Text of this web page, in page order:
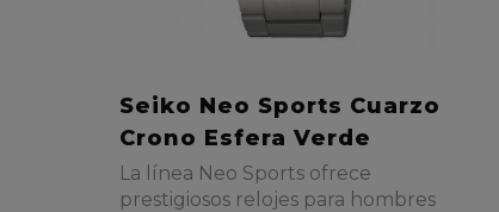
Seiko Neo Sports Cuarzo
Crono Esfera Verde
La línea Neo Sports ofrece
prestigiosos relojes para hombres